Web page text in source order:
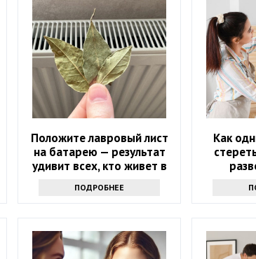
Положите лавровый лист
на батарею — результат
удивит всех, кто живет в
ПОДРОБНЕЕ
Как